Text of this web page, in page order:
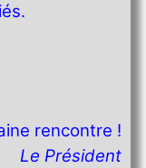
rencontre !
Le Président